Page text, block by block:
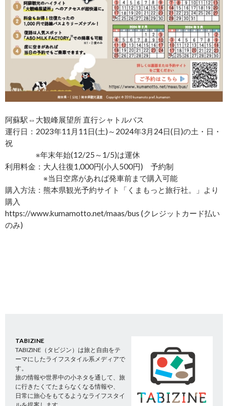
阿蘇駅⇔大観峰展望所 直行シャトルバス
運行日：2023年11月11日(土)～2024年3月24日(日)の土・日・
祝
※年末年始(12/25～1/5)は運休
利用料金：大人往復1,000円(小人500円) 予約制
※当日空席があれば発車前まで購入可能
購入方法：熊本県観光予約サイト「くまもっと旅行社。」より
購入
https://www.kumamotto.net/maas/bus (クレジットカード払い
のみ)
TABIZINE
TABIZINE（タビジン）は旅と自由をテ
ーマにしたライフスタイル系メディアで
す。
旅の情報や世界中の小ネタを通して、旅
に行きたくてたまらなくなる情報や、
日常に旅心をもてるようなライフスタイ